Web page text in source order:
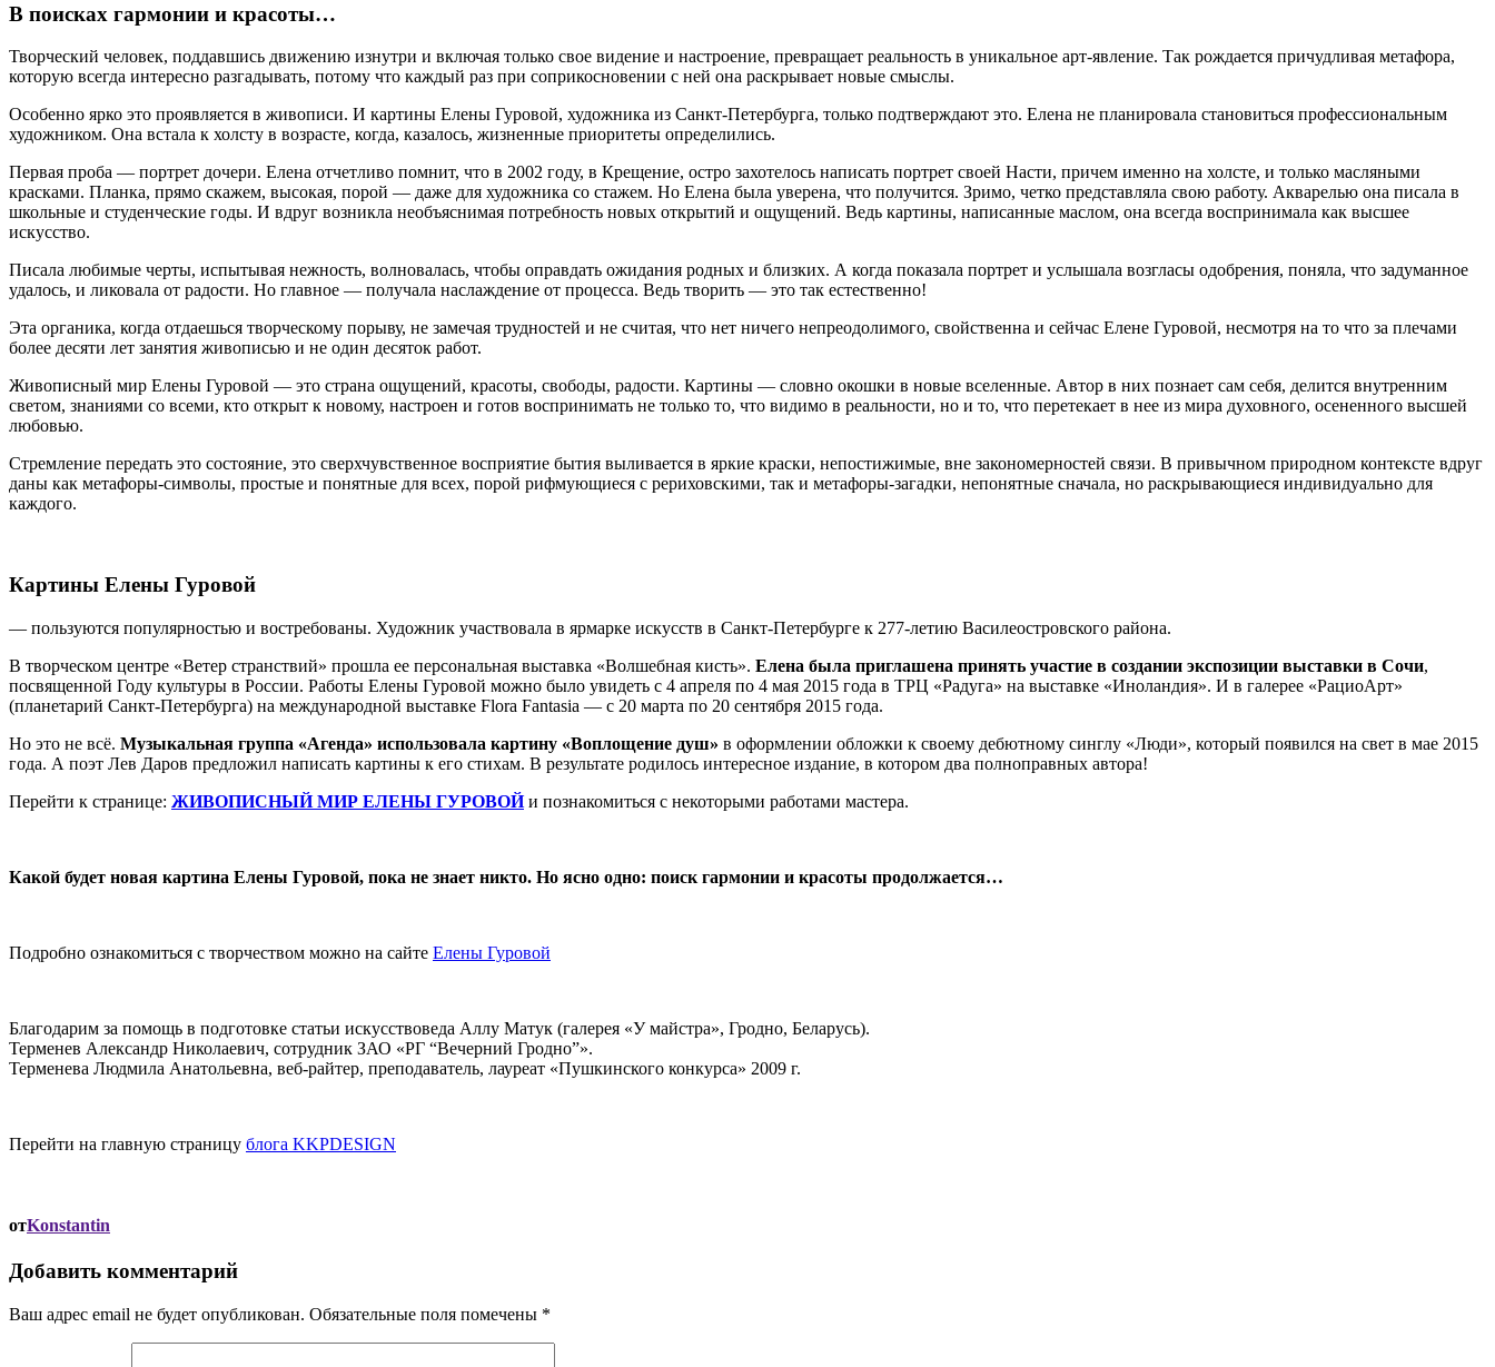
В поисках гармонии и красоты…
Творческий человек, поддавшись движению изнутри и включая только свое видение и настроение, превращает реальность в уникальное арт-явление. Так рождается причудливая метафора,
которую всегда интересно разгадывать, потому что каждый раз при соприкосновении с ней она раскрывает новые смыслы.
Особенно ярко это проявляется в живописи. И картины Елены Гуровой, художника из Санкт-Петербурга, только подтверждают это. Елена не планировала становиться профессиональным
художником. Она встала к холсту в возрасте, когда, казалось, жизненные приоритеты определились.
Первая проба — портрет дочери. Елена отчетливо помнит, что в 2002 году, в Крещение, остро захотелось написать портрет своей Насти, причем именно на холсте, и только масляными
красками. Планка, прямо скажем, высокая, порой — даже для художника со стажем. Но Елена была уверена, что получится. Зримо, четко представляла свою работу. Акварелью она писала в
школьные и студенческие годы. И вдруг возникла необъяснимая потребность новых открытий и ощущений. Ведь картины, написанные маслом, она всегда воспринимала как высшее
искусство.
Писала любимые черты, испытывая нежность, волновалась, чтобы оправдать ожидания родных и близких. А когда показала портрет и услышала возгласы одобрения, поняла, что задуманное
удалось, и ликовала от радости. Но главное — получала наслаждение от процесса. Ведь творить — это так естественно!
Эта органика, когда отдаешься творческому порыву, не замечая трудностей и не считая, что нет ничего непреодолимого, свойственна и сейчас Елене Гуровой, несмотря на то что за плечами
более десяти лет занятия живописью и не один десяток работ.
Живописный мир Елены Гуровой — это страна ощущений, красоты, свободы, радости. Картины — словно окошки в новые вселенные. Автор в них познает сам себя, делится внутренним
светом, знаниями со всеми, кто открыт к новому, настроен и готов воспринимать не только то, что видимо в реальности, но и то, что перетекает в нее из мира духовного, осененного высшей
любовью.
Стремление передать это состояние, это сверхчувственное восприятие бытия выливается в яркие краски, непостижимые, вне закономерностей связи. В привычном природном контексте вдруг
даны как метафоры-символы, простые и понятные для всех, порой рифмующиеся с рериховскими, так и метафоры-загадки, непонятные сначала, но раскрывающиеся индивидуально для
каждого.
Картины Елены Гуровой
— пользуются популярностью и востребованы. Художник участвовала в ярмарке искусств в Санкт-Петербурге к 277-летию Василеостровского района.
В творческом центре «Ветер странствий» прошла ее персональная выставка «Волшебная кисть». Елена была приглашена принять участие в создании экспозиции выставки в Сочи,
посвященной Году культуры в России. Работы Елены Гуровой можно было увидеть с 4 апреля по 4 мая 2015 года в ТРЦ «Радуга» на выставке «Иноландия». И в галерее «РациоАрт»
(планетарий Санкт-Петербурга) на международной выставке Flora Fantasia — с 20 марта по 20 сентября 2015 года.
Но это не всё. Музыкальная группа «Агенда» использовала картину «Воплощение душ» в оформлении обложки к своему дебютному синглу «Люди», который появился на свет в мае 2015
года. А поэт Лев Даров предложил написать картины к его стихам. В результате родилось интересное издание, в котором два полноправных автора!
Перейти к странице: ЖИВОПИСНЫЙ МИР ЕЛЕНЫ ГУРОВОЙи познакомиться с некоторыми работами мастера.
Какой будет новая картина Елены Гуровой, пока не знает никто. Но ясно одно: поиск гармонии и красоты продолжается…
Подробно ознакомиться с творчеством можно на сайте Елены Гуровой
Благодарим за помощь в подготовке статьи искусствоведа Аллу Матук (галерея «У майстра», Гродно, Беларусь).
Терменев Александр Николаевич, сотрудник ЗАО «РГ “Вечерний Гродно”».
Терменева Людмила Анатольевна, веб-райтер, преподаватель, лауреат «Пушкинского конкурса» 2009 г.
Перейти на главную страницу блога KKPDESIGN
отKonstantin
Добавить комментарий
Ваш адрес email не будет опубликован. Обязательные поля помечены *